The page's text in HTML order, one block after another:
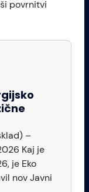
povrnitvi
–
Kaj je
je Eko
nov Javni